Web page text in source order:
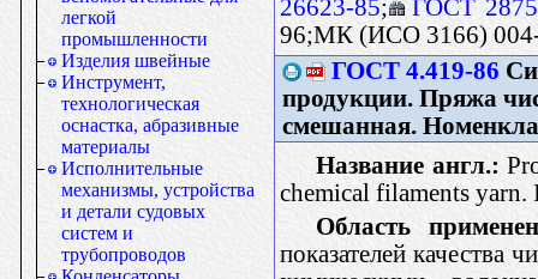
легкой
промышленности
Изделия швейные
Инструмент,
технологическая
оснастка, абразивные
материалы
Исполнительные
механизмы, устройства
и детали судовых
систем и
трубопроводов
26623-85;
ГОСТ
96;МК (ИСО 3166)
ГОСТ 4.419-86
продукции. Пряжа
смешанная.
Название англ.:
chemical filaments yarn.
Область
показателей качества